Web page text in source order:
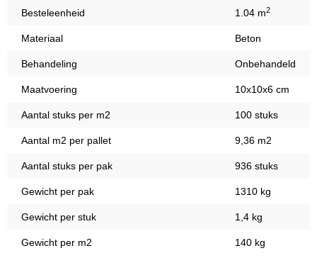
Besteleenheid 1.04 m2
Materiaal Beton
Behandeling Onbehandeld
Maatvoering 10x10x6 cm
Aantal stuks per m2 100 stuks
Aantal m2 per pallet 9,36 m2
Aantal stuks per pak 936 stuks
Gewicht per pak 1310 kg
Gewicht per stuk 1,4 kg
Gewicht per m2 140 kg